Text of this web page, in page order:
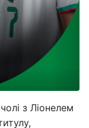
з Ліонелем